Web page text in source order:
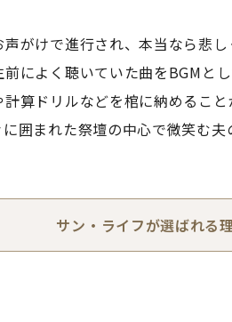
がけで進行され、本当なら悲
によく聴いていた曲をBGMと
算ドリルなどを棺に納めるこ
囲まれた祭壇の中心で微笑む
サン・ライフが選ばれる